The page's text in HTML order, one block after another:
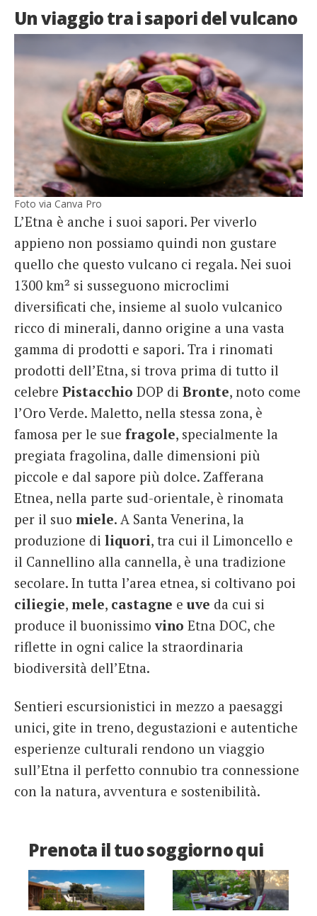
Un viaggio tra i sapori del vulcano
Foto via Canva Pro
L’Etna è anche i suoi sapori. Per viverlo
appieno non possiamo quindi non gustare
quello che questo vulcano ci regala. Nei suoi
1300 km² si susseguono microclimi
diversificati che, insieme al suolo vulcanico
ricco di minerali, danno origine a una vasta
gamma di prodotti e sapori. Tra i rinomati
prodotti dell’Etna, si trova prima di tutto il
celebre Pistacchio DOP di Bronte, noto come
l’Oro Verde. Maletto, nella stessa zona, è
famosa per le sue fragole, specialmente la
pregiata fragolina, dalle dimensioni più
piccole e dal sapore più dolce. Zafferana
Etnea, nella parte sud-orientale, è rinomata
per il suo miele. A Santa Venerina, la
produzione di liquori, tra cui il Limoncello e
il Cannellino alla cannella, è una tradizione
secolare. In tutta l’area etnea, si coltivano poi
ciliegie, mele, castagne e uve da cui si
produce il buonissimovino Etna DOC, che
riflette in ogni calice la straordinaria
biodiversità dell’Etna.
Sentieri escursionistici in mezzo a paesaggi
unici, gite in treno, degustazioni e autentiche
esperienze culturali rendono un viaggio
sull’Etna il perfetto connubio tra connessione
con la natura, avventura e sostenibilità.
Prenota il tuo soggiorno qui